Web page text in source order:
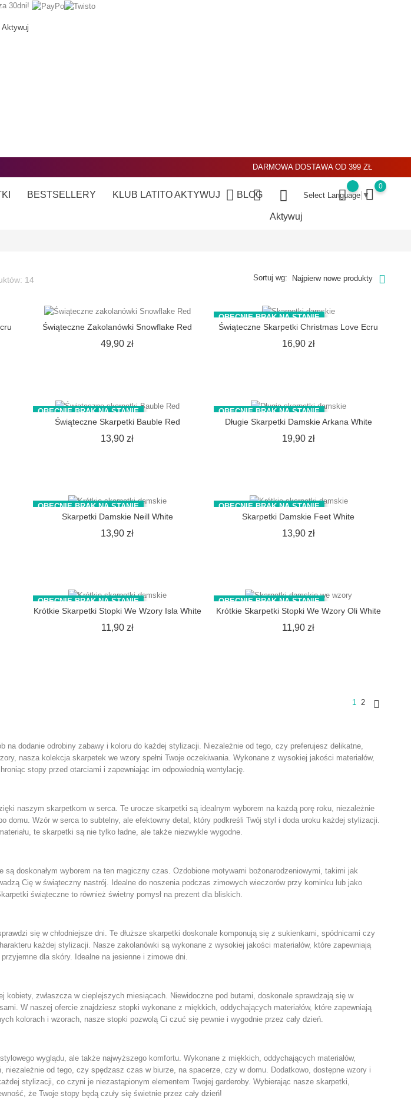
30dni!
Aktywuj
DARMOWA DOSTAWA OD 399 ZŁ
BESTSELLERY KLUB LATITOAKTYWUJ BLOG
0
Aktywuj
Select Language ▼
14 Sortuj wg: Najpierw nowe produkty
Świąteczne Zakolanówki Snowflake Red
49,90 złCena
OBECNIE BRAK NA STANIE
Świąteczne Skarpetki Christmas Love Ecru
16,90 złCena
OBECNIE BRAK NA STANIE
Świąteczne Skarpetki Bauble Red
13,90 złCena
OBECNIE BRAK NA STANIE
Długie Skarpetki Damskie Arkana White
19,90 złCena
OBECNIE BRAK NA STANIE
Skarpetki Damskie Neill White
13,90 złCena
OBECNIE BRAK NA STANIE
Skarpetki Damskie Feet White
13,90 złCena
OBECNIE BRAK NA STANIE
Krótkie Skarpetki Stopki We Wzory Isla White
11,90 złCena
OBECNIE BRAK NA STANIE
Krótkie Skarpetki Stopki We Wzory Oli White
11,90 złCena
1 2 
na dodanie odrobiny zabawy i koloru do każdej stylizacji. Niezależnie od tego, czy preferujesz delikatne,
nasza kolekcja skarpetek we wzory spełni Twoje oczekiwania. Wykonane z wysokiej jakości materiałów,
stopy przed otarciami i zapewniając im odpowiednią wentylację.
naszym skarpetkom w serca. Te urocze skarpetki są idealnym wyborem na każdą porę roku, niezależnie
domu. Wzór w serca to subtelny, ale efektowny detal, który podkreśli Twój styl i doda uroku każdej stylizacji.
te skarpetki są nie tylko ładne, ale także niezwykle wygodne.
doskonałym wyborem na ten magiczny czas. Ozdobione motywami bożonarodzeniowymi, takimi jak
Cię w świąteczny nastrój. Idealne do noszenia podczas zimowych wieczorów przy kominku lub jako
świąteczne to również świetny pomysł na prezent dla bliskich.
się w chłodniejsze dni. Te dłuższe skarpetki doskonale komponują się z sukienkami, spódnicami czy
każdej stylizacji. Nasze zakolanówki są wykonane z wysokiej jakości materiałów, które zapewniają
dla skóry. Idealne na jesienne i zimowe dni.
kobiety, zwłaszcza w cieplejszych miesiącach. Niewidoczne pod butami, doskonale sprawdzają się w
W naszej ofercie znajdziesz stopki wykonane z miękkich, oddychających materiałów, które zapewniają
kolorach i wzorach, nasze stopki pozwolą Ci czuć się pewnie i wygodnie przez cały dzień.
wyglądu, ale także najwyższego komfortu. Wykonane z miękkich, oddychających materiałów,
niezależnie od tego, czy spędzasz czas w biurze, na spacerze, czy w domu. Dodatkowo, dostępne wzory i
stylizacji, co czyni je niezastąpionym elementem Twojej garderoby. Wybierając nasze skarpetki,
że Twoje stopy będą czuły się świetnie przez cały dzień!